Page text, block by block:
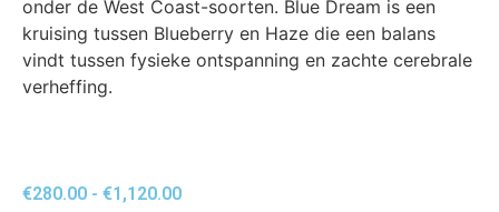
onder de West Coast-soorten. Blue Dream is een
kruising tussen Blueberry en Haze die een balans
vindt tussen fysieke ontspanning en zachte cerebrale
verheffing.
€280.00 - €1,120.00